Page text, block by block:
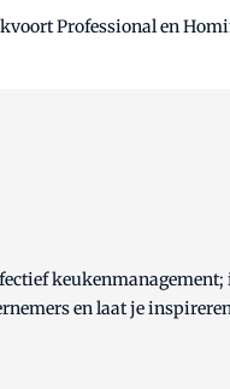
Professional en
keukenmanagement;
en laat je